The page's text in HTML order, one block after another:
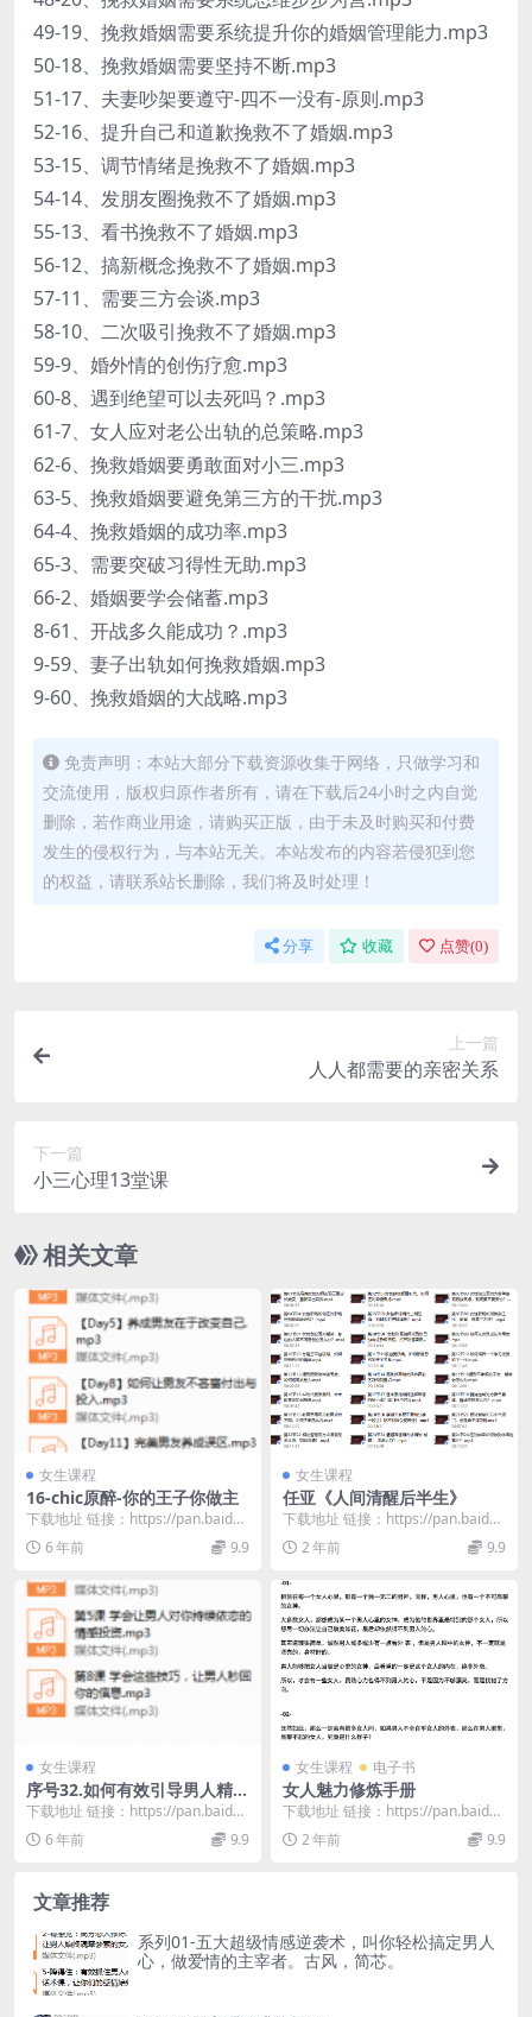
49-19、挽救婚姻需要系统提升你的婚姻管理能力.mp3
50-18、挽救婚姻需要坚持不断.mp3
51-17、夫妻吵架要遵守-四不一没有-原则.mp3
52-16、提升自己和道歉挽救不了婚姻.mp3
53-15、调节情绪是挽救不了婚姻.mp3
54-14、发朋友圈挽救不了婚姻.mp3
55-13、看书挽救不了婚姻.mp3
56-12、搞新概念挽救不了婚姻.mp3
57-11、需要三方会谈.mp3
58-10、二次吸引挽救不了婚姻.mp3
59-9、婚外情的创伤疗愈.mp3
60-8、遇到绝望可以去死吗？.mp3
61-7、女人应对老公出轨的总策略.mp3
62-6、挽救婚姻要勇敢面对小三.mp3
63-5、挽救婚姻要避免第三方的干扰.mp3
64-4、挽救婚姻的成功率.mp3
65-3、需要突破习得性无助.mp3
66-2、婚姻要学会储蓄.mp3
8-61、开战多久能成功？.mp3
9-59、妻子出轨如何挽救婚姻.mp3
9-60、挽救婚姻的大战略.mp3
免责声明：本站大部分下载资源收集于网络，只做学习和
交流使用，版权归原作者所有，请在下载后24小时之内自觉
删除，若作商业用途，请购买正版，由于未及时购买和付费
发生的侵权行为，与本站无关。本站发布的内容若侵犯到您
的权益，请联系站长删除，我们将及时处理！
分享 收藏 点赞(0)
上一篇
人人都需要的亲密关系
下一篇
小三心理13堂课
相关文章
女生课程
16-chic原醉-你的王子你做主
下载地址 链接：https://pan.baidu.
com/s/1WRBOFNF...
6 年前 9.9
女生课程
任亚《人间清醒后半生》
下载地址 链接：https://pan.baidu.
com/s/1WMsWNlB...
2 年前 9.9
女生课程
序号32.如何有效引导男人精神
&物质投资？
下载地址 链接：https://pan.baidu.
com/s/174xc--4...
6 年前 9.9
女生课程 电子书
女人魅力修炼手册
下载地址 链接：https://pan.baidu.
com/s/1WDhKunN...
2 年前 9.9
文章推荐
系列01-五大超级情感逆袭术，叫你轻松搞定男人
心，做爱情的主宰者。古风，简芯。